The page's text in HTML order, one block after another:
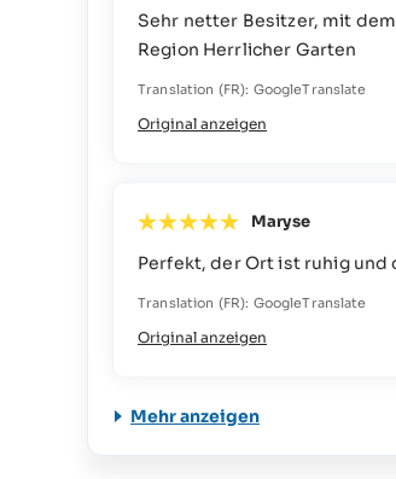
Sehr netter Besitzer, mit
Region Herrlicher Garten
Translation (FR): GoogleTranslate
Original anzeigen
Maryse
Perfekt, der Ort ist ruhig und
Translation (FR): GoogleTranslate
Original anzeigen
Mehr anzeigen